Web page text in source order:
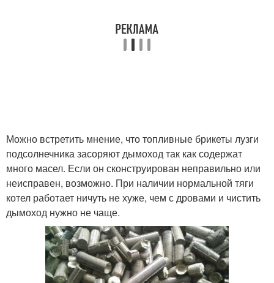
Можно встретить мнение, что топливные брикеты лузги
подсолнечника засоряют дымоход так как содержат
много масел. Если он сконструирован неправильно или
неисправен, возможно. При наличии нормальной тяги
котел работает ничуть не хуже, чем с дровами и чистить
дымоход нужно не чаще.